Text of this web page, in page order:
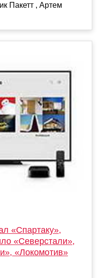
Пакетт , Артем
«Спартаку»,
«Северстали»,
«Локомотив»